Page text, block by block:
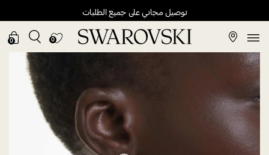
توصيل مجاني على جميع الطلبات
0
0